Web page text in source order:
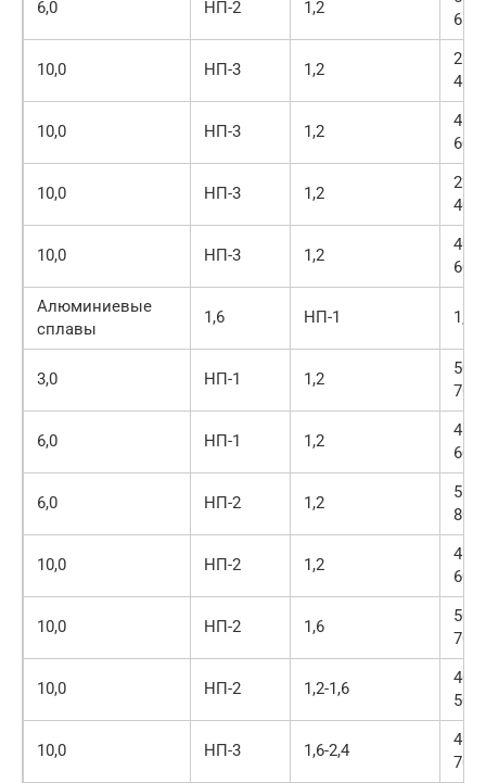
6,0 НП-2 1,2
650
10,0 НП-3 1,2
250-
450
10,0 НП-3 1,2
450-
600
10,0 НП-3 1,2
220-
400
10,0 НП-3 1,2
400-
600
Алюминиевые
сплавы
1,6 НП-1 1,0
3,0 НП-1 1,2
500-
700
6,0 НП-1 1,2
450-
600
6,0 НП-2 1,2
550-
800
10,0 НП-2 1,2
450-
600
10,0 НП-2 1,6
500-
700
10,0 НП-2 1,2-1,6
400-
500
10,0 НП-3 1,6-2,4
450-
700